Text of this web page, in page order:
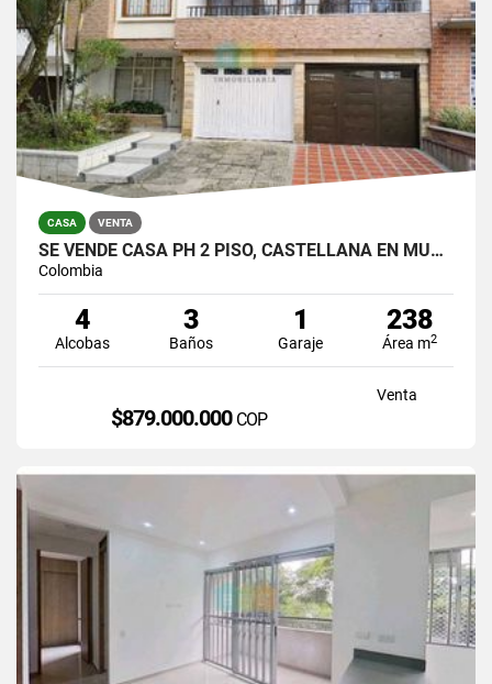
CASA VENTA
SE VENDE CASA PH 2 PISO, CASTELLANA EN MUY BUEN ESTADO PARA VIVIR.
Colombia
4
Alcobas
3
Baños
1
Garaje
238
Área m2
Venta
$879.000.000 COP